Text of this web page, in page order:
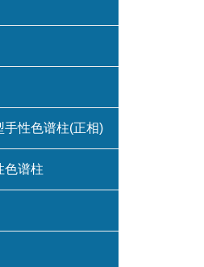
手性色谱柱(正相)
色谱柱